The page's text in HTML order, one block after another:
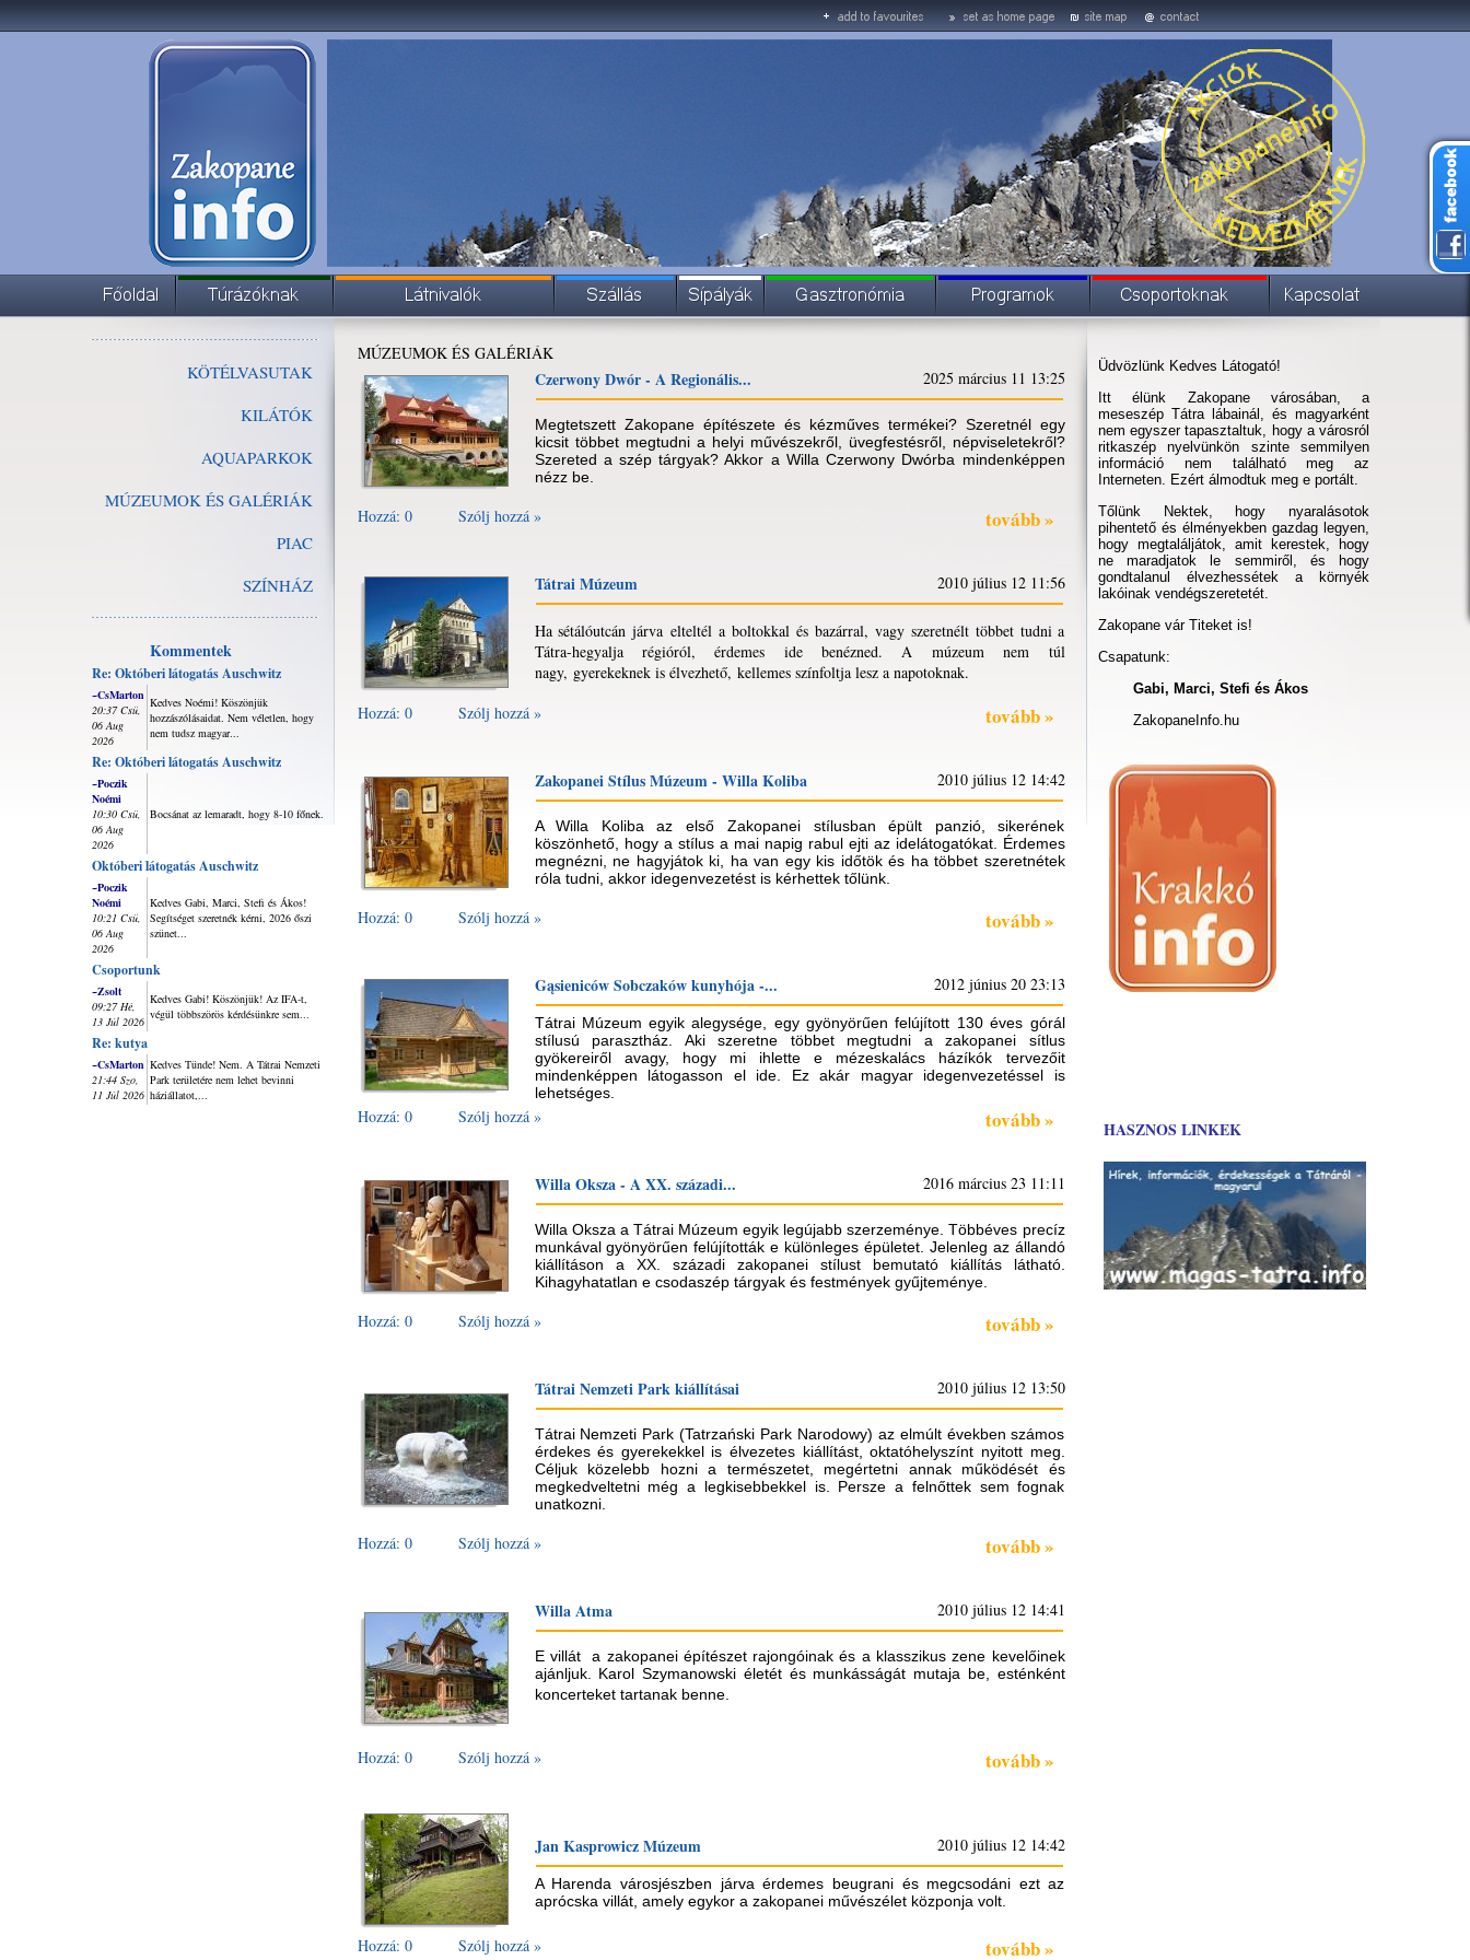
KÖTÉLVASUTAK
KILÁTÓK
AQUAPARKOK
MÚZEUMOK ÉS GALÉRIÁK
PIAC
SZÍNHÁZ
Kommentek
Re: Októberi látogatás Auschwitz
~CsMarton
20:37 Csü,
06 Aug
2026
Kedves Noémi! Köszönjük
hozzászólásaidat. Nem véletlen, hogy
nem tudsz magyar...
Re: Októberi látogatás Auschwitz
~Poczik
Noémi
10:30 Csü,
06 Aug
2026
Bocsánat az lemaradt, hogy 8-10 főnek.
Októberi látogatás Auschwitz
~Poczik
Noémi
10:21 Csü,
06 Aug
2026
Kedves Gabi, Marci, Stefi és Ákos!
Segítséget szeretnék kérni, 2026 őszi
szünet...
Csoportunk
~Zsolt
09:27 Hé,
13 Júl 2026
Kedves Gabi! Köszönjük! Az IFA-t,
végül többszörös kérdésünkre sem...
Re: kutya
~CsMarton
21:44 Szo,
11 Júl 2026
Kedves Tünde! Nem. A Tátrai Nemzeti
Park területére nem lehet bevinni
háziállatot,...
MÚZEUMOK ÉS GALÉRIÁK
Czerwony Dwór - A Regionális... 2025 március 11 13:25
Megtetszett Zakopane építészete és kézműves termékei? Szeretnél egy
kicsit többet megtudni a helyi művészekről, üvegfestésről, népviseletekről?
Szereted a szép tárgyak? Akkor a Willa Czerwony Dwórba mindenképpen
nézz be.
Hozzá: 0 Szólj hozzá » tovább »
Tátrai Múzeum 2010 július 12 11:56
Ha sétálóutcán járva elteltél a boltokkal és bazárral, vagy szeretnélt többet tudni a
Tátra-hegyalja régióról, érdemes ide benézned. A múzeum nem túl
nagy, gyerekeknek is élvezhető, kellemes színfoltja lesz a napotoknak.
Hozzá: 0
Szólj hozzá » tovább »
Zakopanei Stílus Múzeum - Willa Koliba 2010 július 12 14:42
A Willa Koliba az első Zakopanei stílusban épült panzió, sikerének
köszönhető, hogy a stílus a mai napig rabul ejti az idelátogatókat. Érdemes
megnézni, ne hagyjátok ki, ha van egy kis időtök és ha többet szeretnétek
róla tudni, akkor idegenvezetést is kérhettek tőlünk.
Hozzá: 0 Szólj hozzá » tovább »
Gąsieniców Sobczaków kunyhója -... 2012 június 20 23:13
Tátrai Múzeum egyik alegysége, egy gyönyörűen felújított 130 éves górál
stílusú parasztház. Aki szeretne többet megtudni a zakopanei sítlus
gyökereiről avagy, hogy mi ihlette e mézeskalács házíkók tervezőit
mindenképpen látogasson el ide. Ez akár magyar idegenvezetéssel is
lehetséges.
Hozzá: 0 Szólj hozzá » tovább »
Willa Oksza - A XX. századi... 2016 március 23 11:11
Willa Oksza a Tátrai Múzeum egyik legújabb szerzeménye. Többéves precíz
munkával gyönyörűen felújították e különleges épületet. Jelenleg az állandó
kiállításon a XX. századi zakopanei stílust bemutató kiállítás látható.
Kihagyhatatlan e csodaszép tárgyak és festmények gyűjteménye.
Hozzá: 0 Szólj hozzá » tovább »
Tátrai Nemzeti Park kiállításai 2010 július 12 13:50
Tátrai Nemzeti Park (Tatrzański Park Narodowy) az elmúlt években számos
érdekes és gyerekekkel is élvezetes kiállítást, oktatóhelyszínt nyitott meg.
Céljuk közelebb hozni a természetet, megértetni annak működését és
megkedveltetni még a legkisebbekkel is. Persze a felnőttek sem fognak
unatkozni.
Hozzá: 0 Szólj hozzá » tovább »
Willa Atma 2010 július 12 14:41
E villát a zakopanei építészet rajongóinak és a klasszikus zene kevelőinek
ajánljuk. Karol Szymanowski életét és munkásságát mutaja be, esténként
koncerteket tartanak benne.
Hozzá: 0 Szólj hozzá » tovább »
Jan Kasprowicz Múzeum 2010 július 12 14:42
A Harenda városjészben járva érdemes beugrani és megcsodáni ezt az
aprócska villát, amely egykor a zakopanei művészélet közponja volt.
Hozzá: 0 Szólj hozzá » tovább »
Üdvözlünk Kedves Látogató!
Itt élünk Zakopane városában, a
meseszép Tátra lábainál, és magyarként
nem egyszer tapasztaltuk, hogy a városról
ritkaszép nyelvünkön szinte semmilyen
információ nem található meg az
Interneten. Ezért álmodtuk meg e portált.
Tőlünk Nektek, hogy nyaralásotok
pihentető és élményekben gazdag legyen,
hogy megtaláljátok, amit kerestek, hogy
ne maradjatok le semmiről, és hogy
gondtalanul élvezhessétek a környék
lakóinak vendégszeretetét.
Zakopane vár Titeket is!
Csapatunk:
Gabi, Marci, Stefi és Ákos
ZakopaneInfo.hu
HASZNOS LINKEK